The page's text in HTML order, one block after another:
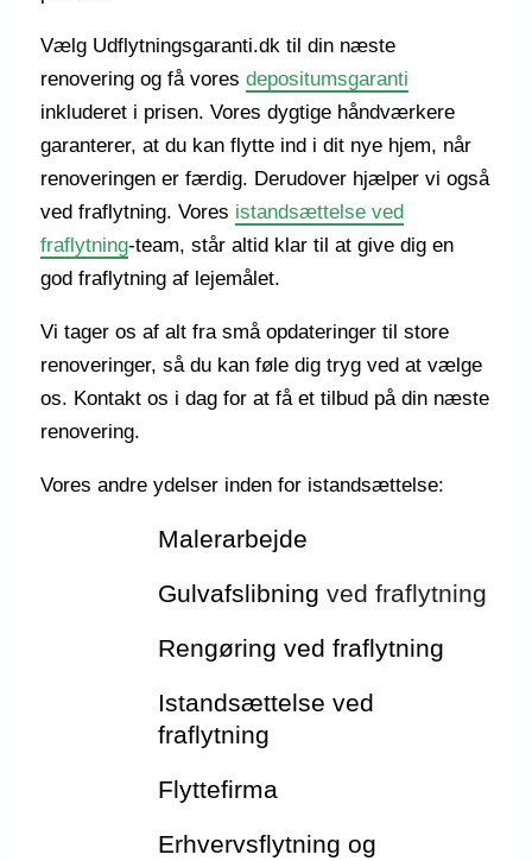
Vælg Udflytningsgaranti.dk til din næste
renovering og få voresdepositumsgaranti
inkluderet i prisen. Vores dygtige håndværkere
garanterer, at du kan flytte ind i dit nye hjem, når
renoveringen er færdig. Derudover hjælper vi også
ved fraflytning. Vores istandsættelse ved
fraflytning-team, står altid klar til at give dig en
god fraflytning af lejemålet.
Vi tager os af alt fra små opdateringer til store
renoveringer, så du kan føle dig tryg ved at vælge
os. Kontakt os i dag for at få et tilbud på din næste
renovering.
Vores andre ydelser inden for istandsættelse:
Malerarbejde
Gulvafslibning ved fraflytning
Rengøring ved fraflytning
Istandsættelse ved
fraflytning
Flyttefirma
Erhvervsflytning og